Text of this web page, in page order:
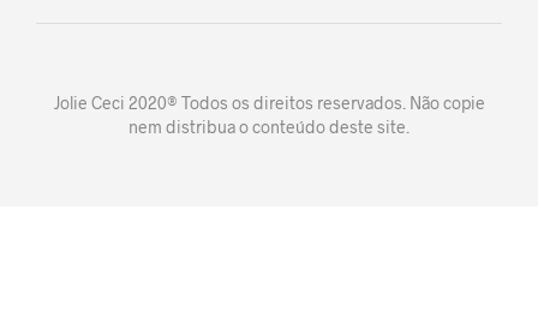
Jolie Ceci 2020® Todos os direitos reservados. Não copie
nem distribua o conteúdo deste site.